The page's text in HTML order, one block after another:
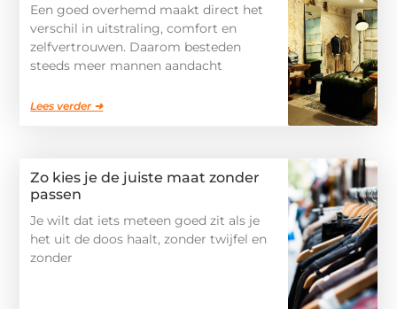
Een goed overhemd maakt direct het
verschil in uitstraling, comfort en
zelfvertrouwen. Daarom besteden
steeds meer mannen aandacht
Lees verder ➜
Zo kies je de juiste maat zonder
passen
Je wilt dat iets meteen goed zit als je
het uit de doos haalt, zonder twijfel en
zonder